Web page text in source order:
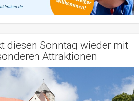
diesen Sonntag wieder mit
Attraktionen